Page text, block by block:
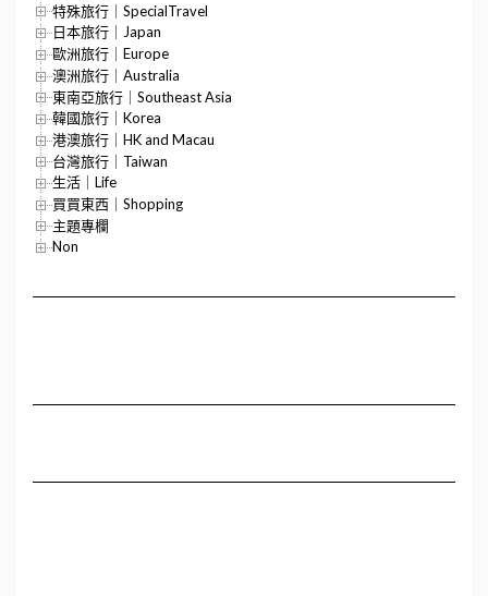
特殊旅行｜SpecialTravel
日本旅行｜Japan
歐洲旅行｜Europe
澳洲旅行｜Australia
東南亞旅行｜Southeast Asia
韓國旅行｜Korea
港澳旅行｜HK and Macau
台灣旅行｜Taiwan
生活｜Life
買買東西｜Shopping
主題專欄
Non